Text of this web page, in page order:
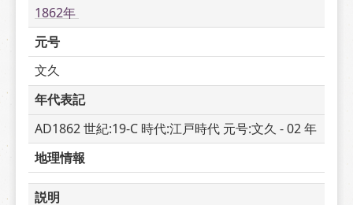
1862年
元号
文久
年代表記
AD1862 世紀:19-C 時代:江戸時代 元号:文久 - 02 年
地理情報
説明